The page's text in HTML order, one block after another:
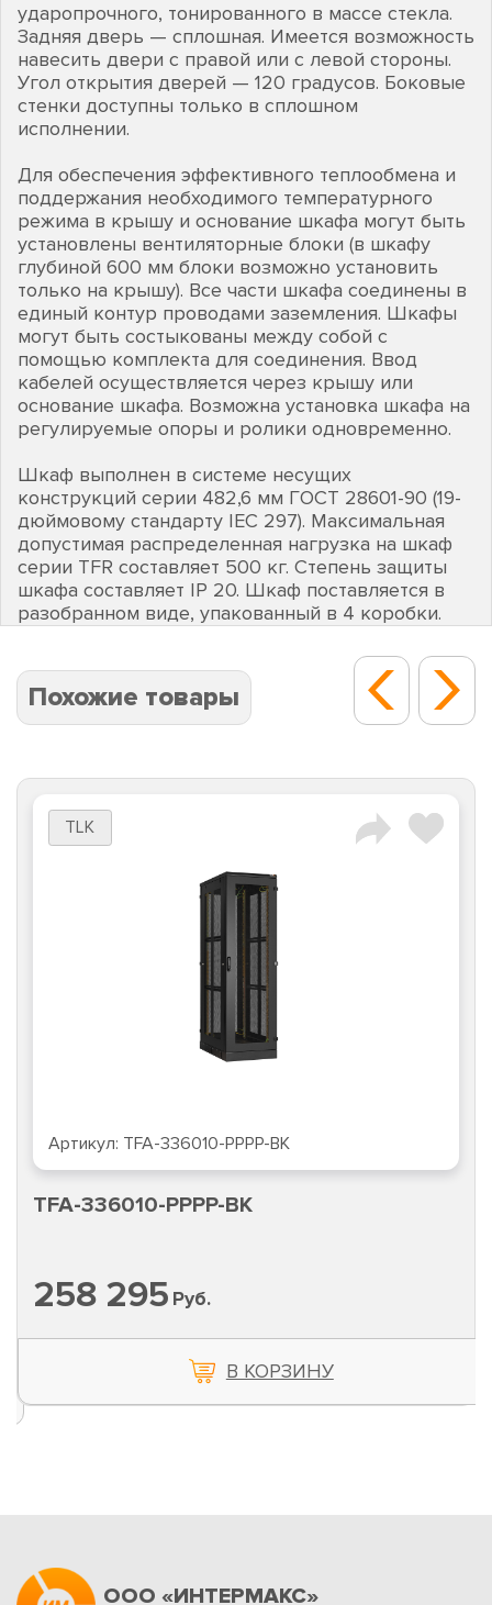
ударопрочного, тонированного в массе стекла.
Задняя дверь — сплошная. Имеется возможность
навесить двери с правой или с левой стороны.
Угол открытия дверей — 120 градусов. Боковые
стенки доступны только в сплошном
исполнении.
Для обеспечения эффективного теплообмена и
поддержания необходимого температурного
режима в крышу и основание шкафа могут быть
установлены вентиляторные блоки (в шкафу
глубиной 600 мм блоки возможно установить
только на крышу). Все части шкафа соединены в
единый контур проводами заземления. Шкафы
могут быть состыкованы между собой с
помощью комплекта для соединения. Ввод
кабелей осуществляется через крышу или
основание шкафа. Возможна установка шкафа на
регулируемые опоры и ролики одновременно.
Шкаф выполнен в системе несущих
конструкций серии 482,6 мм ГОСТ 28601-90 (19-
дюймовому стандарту IEC 297). Максимальная
допустимая распределенная нагрузка на шкаф
серии TFR составляет 500 кг. Степень защиты
шкафа составляет IP 20. Шкаф поставляется в
разобранном виде, упакованный в 4 коробки.
Похожие товары
TLK
Артикул: TFA-336010-PPPP-BK
TFA-336010-PPPP-BK
258 295 Руб.
В КОРЗИНУ
ООО «ИНТЕРМАКС»